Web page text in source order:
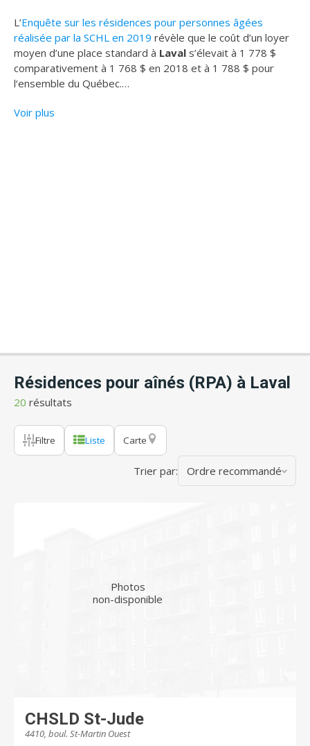
L’Enquête sur les résidences pour personnes âgées
réalisée par la SCHL en 2019 révèle que le coût d’un loyer
moyen d’une place standard à Laval s’élevait à 1 778 $
comparativement à 1 768 $ en 2018 et à 1 788 $ pour
l‘ensemble du Québec.…
Voir plus
Résidences pour aînés (RPA) à Laval
20 résultats
Filtre Liste Carte
Trier par: Ordre recommandé
Photos
non-disponible
CHSLD St-Jude
4410, boul. St-Martin Ouest